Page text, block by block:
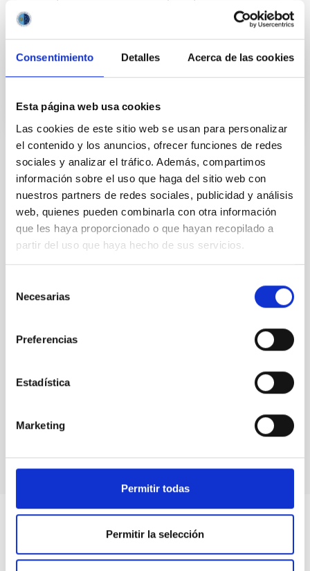
Consentimiento Detalles Acerca de las cookies
Esta página web usa cookies
Las cookies de este sitio web se usan para personalizar
el contenido y los anuncios, ofrecer funciones de redes
sociales y analizar el tráfico. Además, compartimos
información sobre el uso que haga del sitio web con
nuestros partners de redes sociales, publicidad y análisis
web, quienes pueden combinarla con otra información
que les haya proporcionado o que hayan recopilado a
partir del uso que haya hecho de sus servicios.
Necesarias
Preferencias
Estadística
Marketing
Permitir todas
Permitir la selección
Javier Trujillo Bueno
Cerrado
TIPO
ESTANCIA EN EL IAC
PROGRAMA DE VISITANTES
SEVERO OCHOA
ESTADO
FINALIZADA